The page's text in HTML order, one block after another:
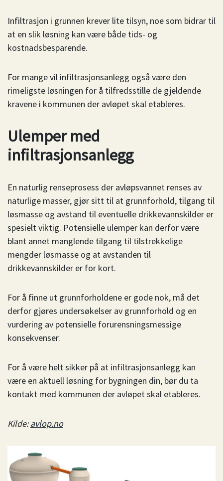
Infiltrasjon i grunnen krever lite tilsyn, noe som bidrar til
at en slik løsning kan være både tids- og
kostnadsbesparende.
For mange vil infiltrasjonsanlegg også være den
rimeligste løsningen for å tilfredsstille de gjeldende
kravene i kommunen der avløpet skal etableres.
Ulemper med
infiltrasjonsanlegg
En naturlig renseprosess der avløpsvannet renses av
naturlige masser, gjør sitt til at grunnforhold, tilgang til
løsmasse og avstand til eventuelle drikkevannskilder er
spesielt viktig. Potensielle ulemper kan derfor være
blant annet manglende tilgang til tilstrekkelige
mengder løsmasse og at avstanden til
drikkevannskilder er for kort.
For å finne ut grunnforholdene er gode nok, må det
derfor gjøres undersøkelser av grunnforhold og en
vurdering av potensielle forurensningsmessige
konsekvenser.
For å være helt sikker på at infiltrasjonsanlegg kan
være en aktuell løsning for bygningen din, bør du ta
kontakt med kommunen der avløpet skal etableres.
Kilde:avlop.no